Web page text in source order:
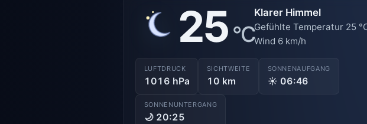
25 °C
Klarer Himmel
Gefühlte Temperatur 25
Wind 6 km/h
LUFTDRUCK
1016 hPa
SICHTWEITE
10 km
SONNENAUFGANG
☀ 06:46
SONNENUNTERGANG
🌙 20:25